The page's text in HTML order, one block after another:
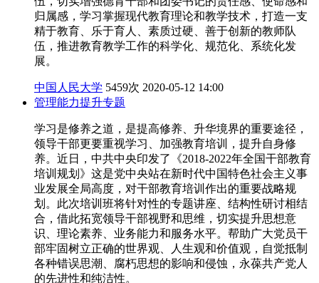
归属感，学习掌握现代教育理论和教学技术，打造一支
精于教育、乐于育人、素质过硬、善于创新的教师队
伍，推进教育教学工作的科学化、规范化、系统化发
展。
中国人民大学 5459次 2020-05-12 14:00
管理能力提升专题
学习是修养之道，是提高修养、升华境界的重要途径，
领导干部更要重视学习、加强教育培训，提升自身修
养。近日，中共中央印发了《2018-2022年全国干部教育
培训规划》这是党中央站在新时代中国特色社会主义事
业发展全局高度，对干部教育培训作出的重要战略规
划。此次培训班将针对性的专题讲座、结构性研讨相结
合，借此拓宽领导干部视野和思维，切实提升思想意
识、理论素养、业务能力和服务水平。帮助广大党员干
部牢固树立正确的世界观、人生观和价值观，自觉抵制
各种错误思潮、腐朽思想的影响和侵蚀，永葆共产党人
的先进性和纯洁性。